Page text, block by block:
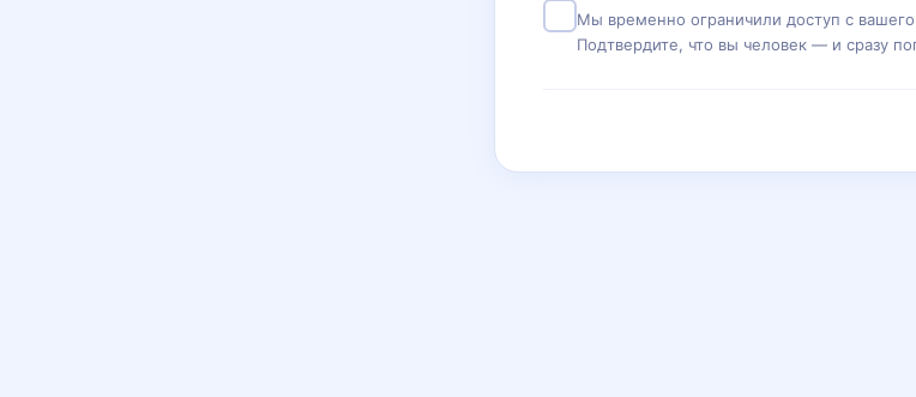
Мы временно ограничили доступ с вашего
Подтвердите, что вы человек — и сразу